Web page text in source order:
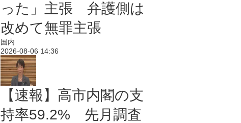
った」主張 弁護側は
改めて無罪主張
国内
2026-08-06 14:36
【速報】高市内閣の支
持率59.2% 先月調査